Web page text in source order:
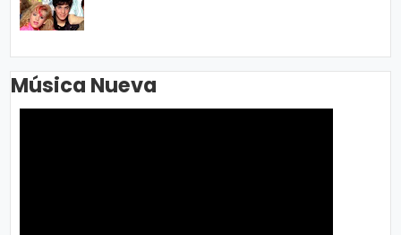
Música Nueva